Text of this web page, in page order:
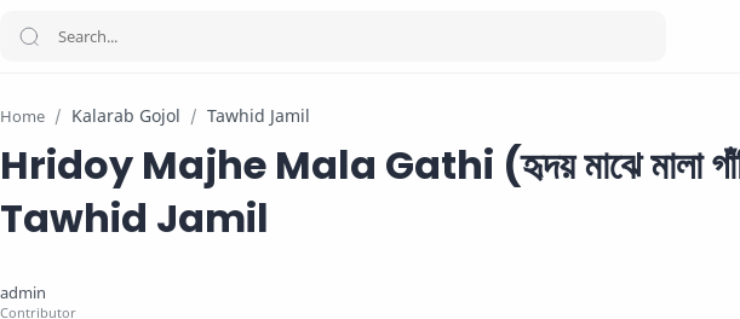
Home Kalarab Gojol Tawhid Jamil
Hridoy Majhe Mala Gathi (হৃদয় মাঝে মালা
Tawhid Jamil